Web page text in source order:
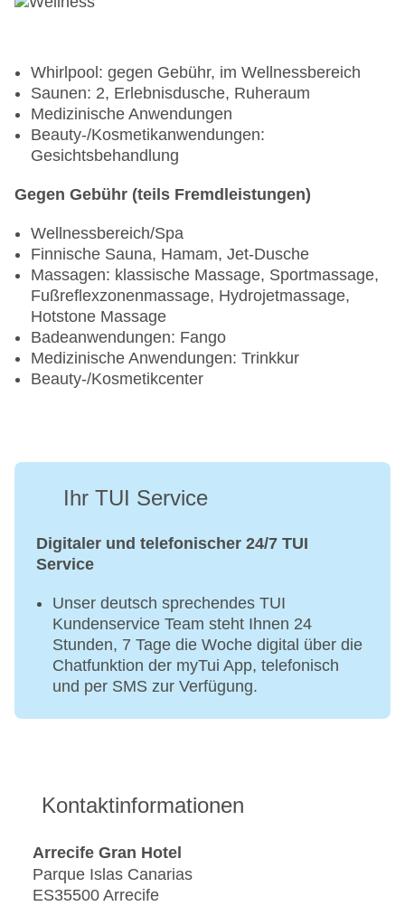
Whirlpool: gegen Gebühr, im Wellnessbereich
Saunen: 2, Erlebnisdusche, Ruheraum
Medizinische Anwendungen
Beauty-/Kosmetikanwendungen:
Gesichtsbehandlung
Gegen Gebühr (teils Fremdleistungen)
Wellnessbereich/Spa
Finnische Sauna, Hamam, Jet-Dusche
Massagen: klassische Massage, Sportmassage,
Fußreflexzonenmassage, Hydrojetmassage,
Hotstone Massage
Badeanwendungen: Fango
Medizinische Anwendungen: Trinkkur
Beauty-/Kosmetikcenter
Ihr TUI Service
Digitaler und telefonischer 24/7 TUI
Service
Unser deutsch sprechendes TUI
Kundenservice Team steht Ihnen 24
Stunden, 7 Tage die Woche digital über die
Chatfunktion der myTui App, telefonisch
und per SMS zur Verfügung.
Kontaktinformationen
Arrecife Gran Hotel
Parque Islas Canarias
ES35500 Arrecife